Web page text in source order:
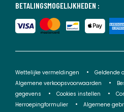
BETALINGSMOGELIJKHEDEN :
Wettelijke vermeldingen
Geldende
Algemene verkoopsvoorwaarden
gegevens
Cookies instellen
Herroepingformulier
Algemene